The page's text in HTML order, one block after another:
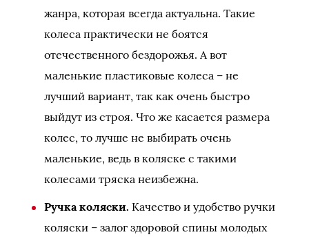
жанра, которая всегда актуальна. Такие
колеса практически не боятся
отечественного бездорожья. А вот
маленькие пластиковые колеса – не
лучший вариант, так как очень быстро
выйдут из строя. Что же касается размера
колес, то лучше не выбирать очень
маленькие, ведь в коляске с такими
колесами тряска неизбежна.
Ручка коляски. Качество и удобство ручки
коляски – залог здоровой спины молодых